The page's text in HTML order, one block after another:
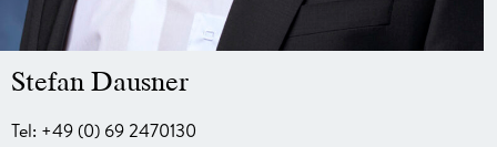
Stefan Dausner
Tel: +49 (0) 69 2470130